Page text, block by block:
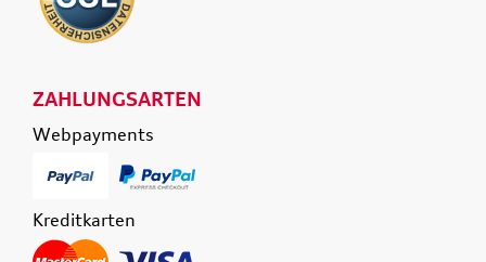
ZAHLUNGSARTEN
Webpayments
Kreditkarten